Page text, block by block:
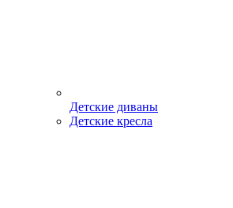
Детские диваны
Детские кресла